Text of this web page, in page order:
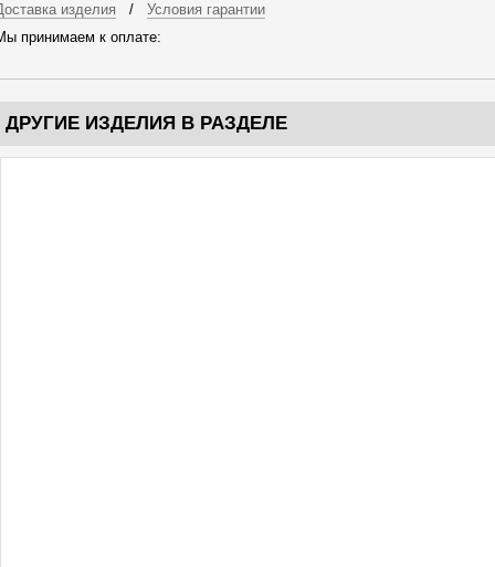
изделия / Условия гарантии
принимаем к оплате:
ДРУГИЕ ИЗДЕЛИЯ В РАЗДЕЛЕ